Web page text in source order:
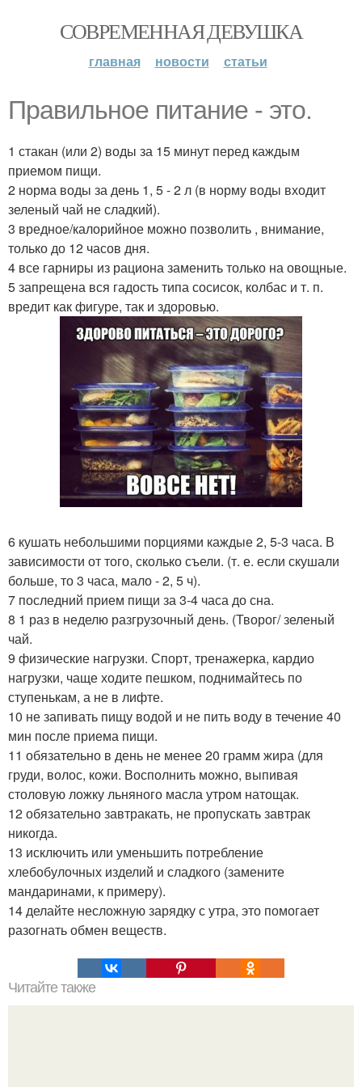
СОВРЕМЕННАЯ ДЕВУШКА
главная новости статьи
Правильное питание - это.
1 стакан (или 2) воды за 15 минут перед каждым
приемом пищи.
2 норма воды за день 1, 5 - 2 л (в норму воды входит
зеленый чай не сладкий).
3 вредное/калорийное можно позволить , внимание,
только до 12 часов дня.
4 все гарниры из рациона заменить только на овощные.
5 запрещена вся гадость типа сосисок, колбас и т. п.
вредит как фигуре, так и здоровью.
6 кушать небольшими порциями каждые 2, 5-3 часа. В
зависимости от того, сколько съели. (т. е. если скушали
больше, то 3 часа, мало - 2, 5 ч).
7 последний прием пищи за 3-4 часа до сна.
8 1 раз в неделю разгрузочный день. (Творог/ зеленый
чай.
9 физические нагрузки. Спорт, тренажерка, кардио
нагрузки, чаще ходите пешком, поднимайтесь по
ступенькам, а не в лифте.
10 не запивать пищу водой и не пить воду в течение 40
мин после приема пищи.
11 обязательно в день не менее 20 грамм жира (для
груди, волос, кожи. Восполнить можно, выпивая
столовую ложку льняного масла утром натощак.
12 обязательно завтракать, не пропускать завтрак
никогда.
13 исключить или уменьшить потребление
хлебобулочных изделий и сладкого (замените
мандаринами, к примеру).
14 делайте несложную зарядку с утра, это помогает
разогнать обмен веществ.
Читайте также